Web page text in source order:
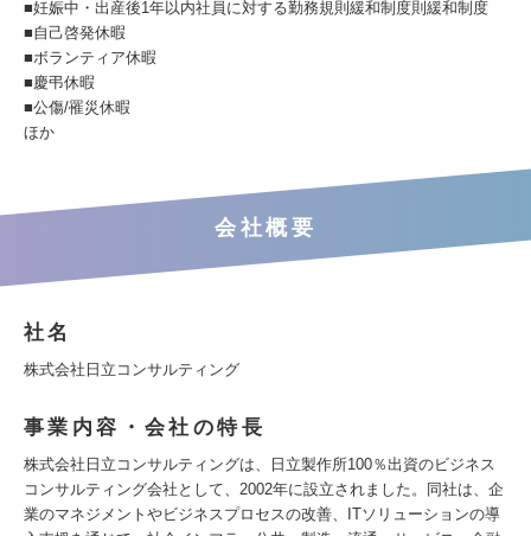
■妊娠中・出産後1年以内社員に対する勤務規則緩和制度則緩和制度
■自己啓発休暇
■ボランティア休暇
■慶弔休暇
■公傷/罹災休暇
ほか
会社概要
社名
株式会社日立コンサルティング
事業内容・会社の特長
株式会社日立コンサルティングは、日立製作所100％出資のビジネス
コンサルティング会社として、2002年に設立されました。同社は、企
業のマネジメントやビジネスプロセスの改善、ITソリューションの導